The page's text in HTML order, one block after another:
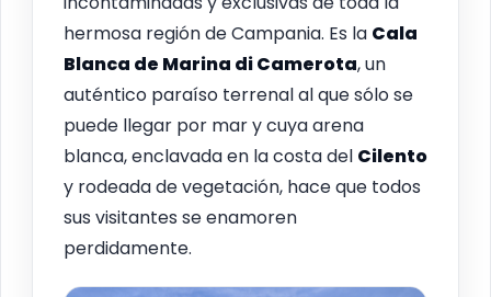
hermosa región de Campania. Es la Cala
Blanca de Marina di Camerota, un
auténtico paraíso terrenal al que sólo se
puede llegar por mar y cuya arena
blanca, enclavada en la costa del Cilento
y rodeada de vegetación, hace que todos
sus visitantes se enamoren
perdidamente.